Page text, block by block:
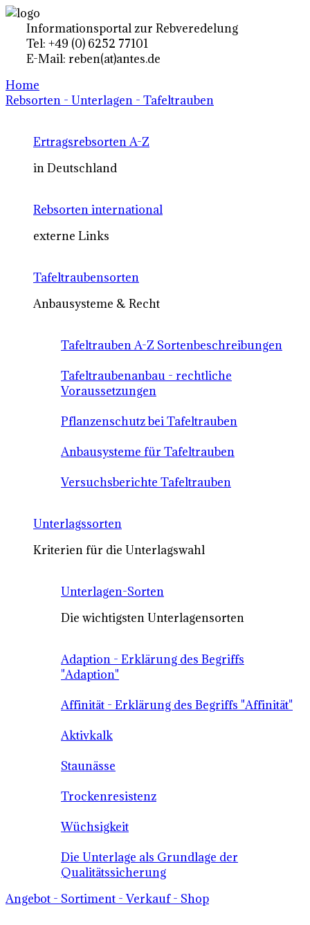
Informationsportal zur Rebveredelung
Tel: +49 (0) 6252 77101
E-Mail: reben(at)antes.de
Home
Rebsorten - Unterlagen - Tafeltrauben
Ertragsrebsorten A-Z
in Deutschland
Rebsorten international
externe Links
Tafeltraubensorten
Anbausysteme & Recht
Tafeltrauben A-Z Sortenbeschreibungen
Tafeltraubenanbau - rechtliche
Voraussetzungen
Pflanzenschutz bei Tafeltrauben
Anbausysteme für Tafeltrauben
Versuchsberichte Tafeltrauben
Unterlagssorten
Kriterien für die Unterlagswahl
Unterlagen-Sorten
Die wichtigsten Unterlagensorten
Adaption - Erklärung des Begriffs
"Adaption"
Affinität - Erklärung des Begriffs "Affinität"
Aktivkalk
Staunässe
Trockenresistenz
Wüchsigkeit
Die Unterlage als Grundlage der
Qualitätssicherung
Angebot - Sortiment - Verkauf - Shop